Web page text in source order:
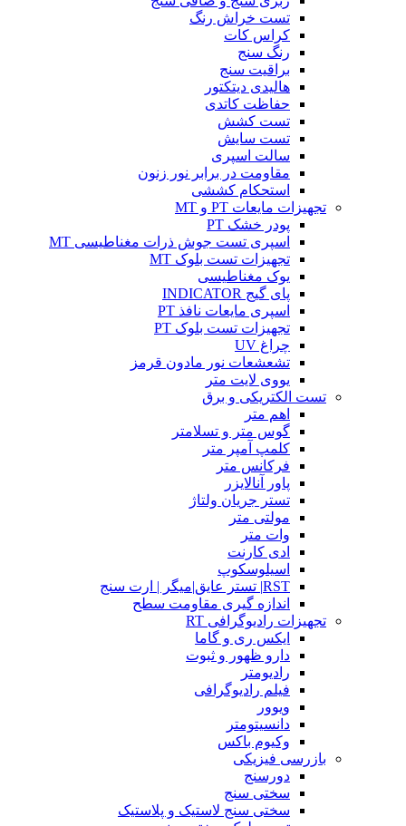
تست خراش رنگ
کراس کات
رنگ سنج
براقیت سنج
هالیدی دیتکتور
حفاظت کاتدی
تست کشش
تست سایش
سالت اسپری
مقاومت در برابر نور زنون
استحکام کششی
تجهیزات مایعات PT و MT
پودر خشک PT
اسپری تست جوش ذرات مغناطیسی MT
تجهیزات تست بلوک MT
یوک مغناطیسی
پای گیج INDICATOR
اسپری مایعات نافذ PT
تجهیزات تست بلوک PT
چراغ UV
تشعشعات نور مادون قرمز
یووی لایت متر
تست الکتریکی و برق
اهم متر
گوس متر و تسلامتر
کلمپ آمپر متر
فرکانس متر
پاور آنالایزر
تستر جریان ولتاژ
مولتی متر
وات متر
ادی کارنت
اسیلوسکوپ
RST| تستر عایق|میگر | ارت سنج
اندازه گیری مقاومت سطح
تجهیزات رادیوگرافی RT
ایکس ری و گاما
دارو ظهور و ثبوت
رادیومتر
فیلم رادیوگرافی
ویوور
دانسیتومتر
وکیوم باکس
بازرسی فیزیکی
دورسنج
سختی سنج
سختی سنج لاستیک و پلاستیک